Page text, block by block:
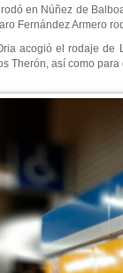
en Núñez de
Fernández Armero
acogió el rodaje
Therón, así como